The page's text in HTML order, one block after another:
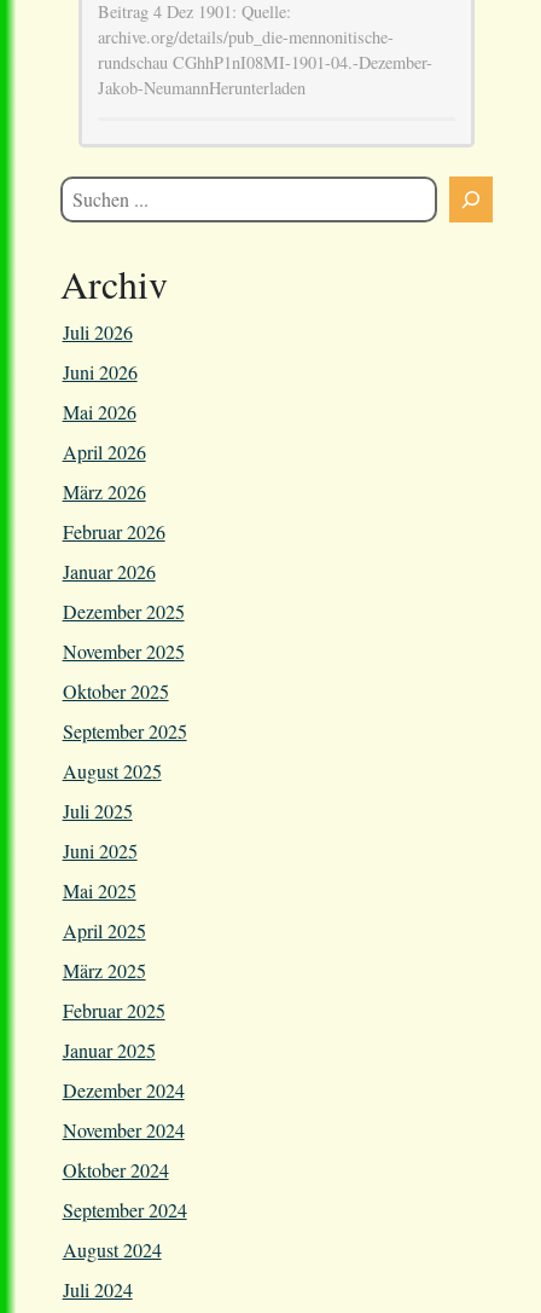
Beitrag 4 Dez 1901: Quelle:
archive.org/details/pub_die-mennonitische-
rundschau CGhhP1nI08MI-1901-04.-Dezember-
Jakob-NeumannHerunterladen
Archiv
Juli 2026
Juni 2026
Mai 2026
April 2026
März 2026
Februar 2026
Januar 2026
Dezember 2025
November 2025
Oktober 2025
September 2025
August 2025
Juli 2025
Juni 2025
Mai 2025
April 2025
März 2025
Februar 2025
Januar 2025
Dezember 2024
November 2024
Oktober 2024
September 2024
August 2024
Juli 2024